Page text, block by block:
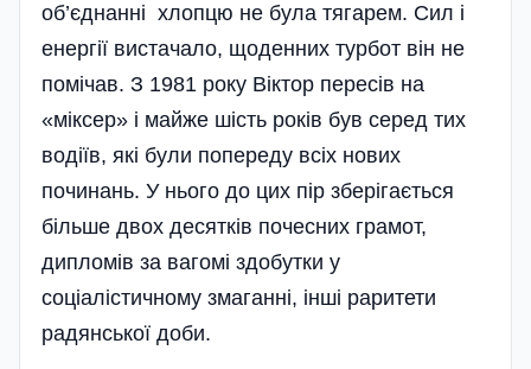
об’єднанні хлопцю не була тягарем. Сил і
енергії вистачало, щоденних турбот він не
помічав. З 1981 року Віктор пересів на
«міксер» і майже шість років був серед тих
водіїв, які були попереду всіх нових
починань. У нього до цих пір зберігається
більше двох десятків почесних грамот,
дипломів за вагомі здобутки у
соціалістичному змаганні, інші раритети
радянської доби.